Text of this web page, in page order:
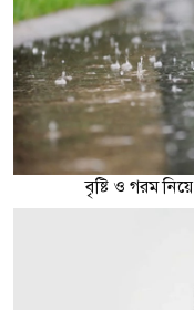
বৃষ্টি ও গরম